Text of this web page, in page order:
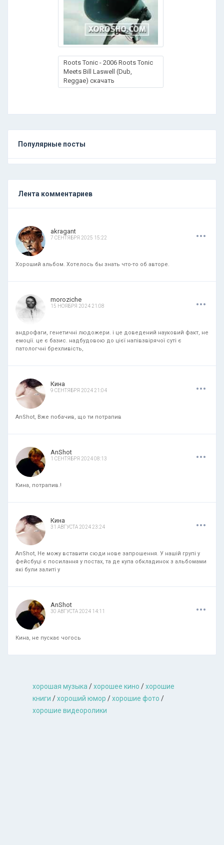
Roots Tonic - 2006 Roots Tonic
Meets Bill Laswell (Dub,
Reggae) скачать
Популярные посты
Лента комментариев
akragant
7 СЕНТЯБРЯ 2025 15:22 ...
Хороший альбом. Хотелось бы знать что-то об авторе.
moroziche
15 НОЯБРЯ 2024 21:08 ...
андрофаги, генетичні людожери. і це доведений науковий факт, не
емоції. це є базис. надбудовою до цієї напівзвірячої суті є
патологчні брехливість,
Кина
9 СЕНТЯБРЯ 2024 21:04 ...
AnShot, Вже побачив, що ти потрапив
AnShot
1 СЕНТЯБРЯ 2024 08:13 ...
Кина, потрапив.!
Кина
31 АВГУСТА 2024 23:24 ...
AnShot, Не можу вставити сюди нове запрошення. У нашій групі у
фейсбуці є посилання у постах, та де купа обкладинок з альбомами
які були залиті у
AnShot
30 АВГУСТА 2024 14:11 ...
Кина, не пускає чогось
хорошая музыкa /хорошее кино /хорошие
книги /хороший юмор /хорошие фото /
хорошие видеоролики